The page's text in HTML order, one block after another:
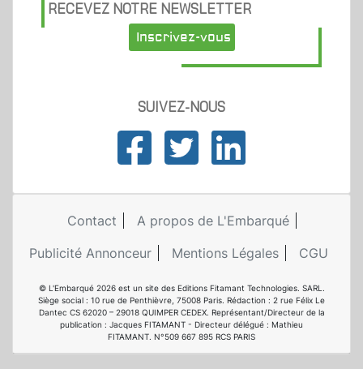
RECEVEZ NOTRE NEWSLETTER
Inscrivez-vous
SUIVEZ-NOUS
Contact
A propos de L'Embarqué
Publicité Annonceur
Mentions Légales CGU
© L'Embarqué 2026 est un site des Editions Fitamant Technologies. SARL.
Siège social : 10 rue de Penthièvre, 75008 Paris. Rédaction : 2 rue Félix Le
Dantec CS 62020 – 29018 QUIMPER CEDEX. Représentant/Directeur de la
publication : Jacques FITAMANT - Directeur délégué : Mathieu
FITAMANT. N°509 667 895 RCS PARIS